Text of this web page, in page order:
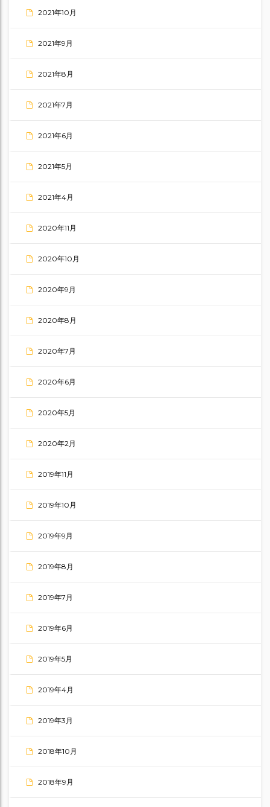
2021年10月
2021年9月
2021年8月
2021年7月
2021年6月
2021年5月
2021年4月
2020年11月
2020年10月
2020年9月
2020年8月
2020年7月
2020年6月
2020年5月
2020年2月
2019年11月
2019年10月
2019年9月
2019年8月
2019年7月
2019年6月
2019年5月
2019年4月
2019年3月
2018年10月
2018年9月